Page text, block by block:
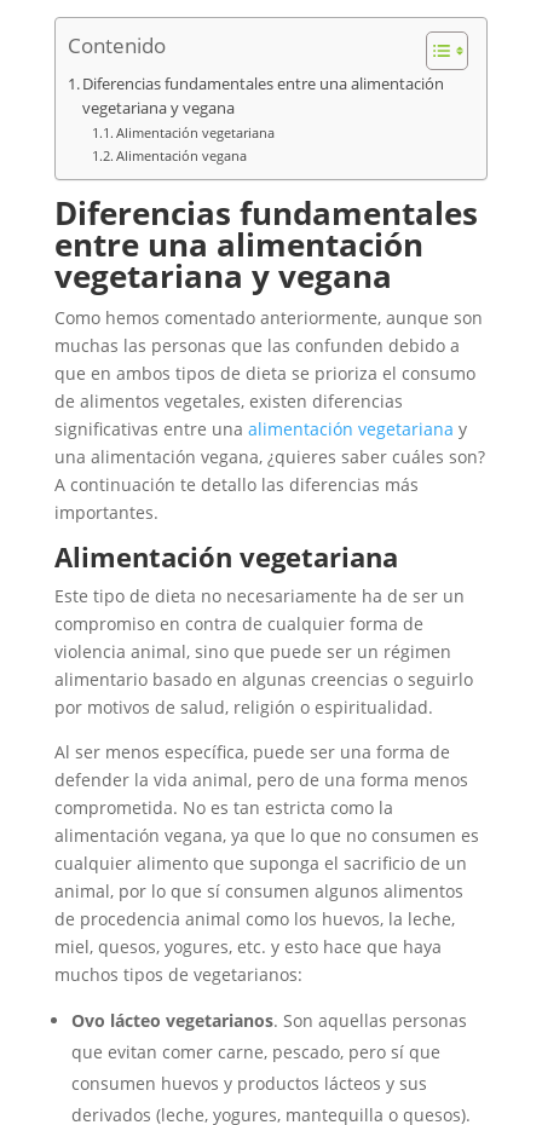
Contenido
Diferencias fundamentales entre una alimentación
vegetariana y vegana
Alimentación vegetariana
Alimentación vegana
Diferencias fundamentales
entre una alimentación
vegetariana y vegana
Como hemos comentado anteriormente, aunque son
muchas las personas que las confunden debido a
que en ambos tipos de dieta se prioriza el consumo
de alimentos vegetales, existen diferencias
significativas entre una alimentación vegetariana y
una alimentación vegana, ¿quieres saber cuáles son?
A continuación te detallo las diferencias más
importantes.
Alimentación vegetariana
Este tipo de dieta no necesariamente ha de ser un
compromiso en contra de cualquier forma de
violencia animal, sino que puede ser un régimen
alimentario basado en algunas creencias o seguirlo
por motivos de salud, religión o espiritualidad.
Al ser menos específica, puede ser una forma de
defender la vida animal, pero de una forma menos
comprometida. No es tan estricta como la
alimentación vegana, ya que lo que no consumen es
cualquier alimento que suponga el sacrificio de un
animal, por lo que sí consumen algunos alimentos
de procedencia animal como los huevos, la leche,
miel, quesos, yogures, etc. y esto hace que haya
muchos tipos de vegetarianos:
Ovo lácteo vegetarianos. Son aquellas personas
que evitan comer carne, pescado, pero sí que
consumen huevos y productos lácteos y sus
derivados (leche, yogures, mantequilla o quesos).